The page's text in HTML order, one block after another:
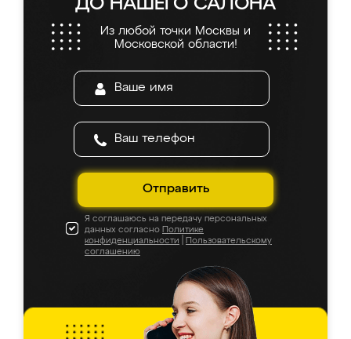
ДО НАШЕГО САЛОНА
Из любой точки Москвы и
Московской области!
Отправить
Я соглашаюсь на передачу персональных
данных согласно Политике
конфиденциальности
Пользовательскому
соглашению